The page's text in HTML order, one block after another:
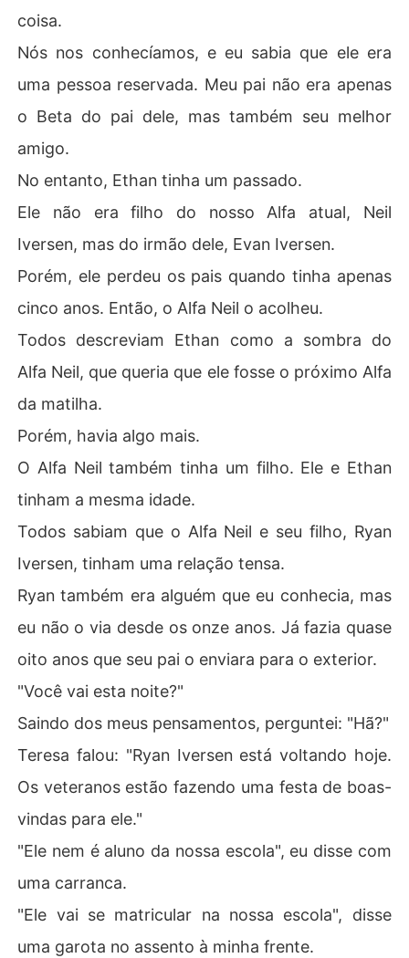
coisa.
Nós nos conhecíamos, e eu sabia que ele era
uma pessoa reservada. Meu pai não era apenas
o Beta do pai dele, mas também seu melhor
amigo.
No entanto, Ethan tinha um passado.
Ele não era filho do nosso Alfa atual, Neil
Iversen, mas do irmão dele, Evan Iversen.
Porém, ele perdeu os pais quando tinha apenas
cinco anos. Então, o Alfa Neil o acolheu.
Todos descreviam Ethan como a sombra do
Alfa Neil, que queria que ele fosse o próximo Alfa
da matilha.
Porém, havia algo mais.
O Alfa Neil também tinha um filho. Ele e Ethan
tinham a mesma idade.
Todos sabiam que o Alfa Neil e seu filho, Ryan
Iversen, tinham uma relação tensa.
Ryan também era alguém que eu conhecia, mas
eu não o via desde os onze anos. Já fazia quase
oito anos que seu pai o enviara para o exterior.
"Você vai esta noite?"
Saindo dos meus pensamentos, perguntei: "Hã?"
Teresa falou: "Ryan Iversen está voltando hoje.
Os veteranos estão fazendo uma festa de boas-
vindas para ele."
"Ele nem é aluno da nossa escola", eu disse com
uma carranca.
"Ele vai se matricular na nossa escola", disse
uma garota no assento à minha frente.